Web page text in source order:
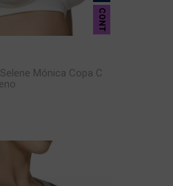
CONT
Mónica Copa C